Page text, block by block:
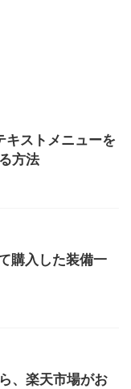
ストメニューを
方法
購入した装備一
、楽天市場がお